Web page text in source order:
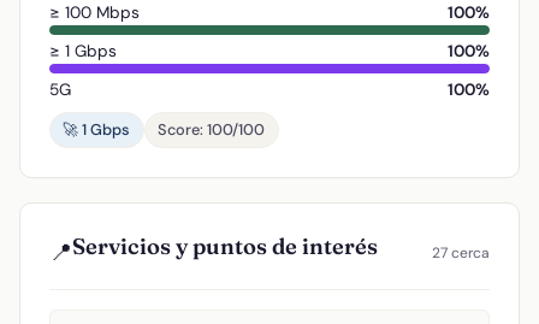
≥ 100 Mbps
100%
≥ 1 Gbps
100%
5G
100%
🚀 1 Gbps
Score: 100/100
📍Servicios y puntos de interés 27 cerca